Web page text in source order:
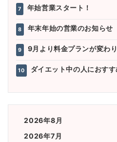
7 年始営業スタート！
8 年末年始の営業のお知らせ
9 9月より料金プランが変わ
10 ダイエット中の人におす
2026年8月
2026年7月